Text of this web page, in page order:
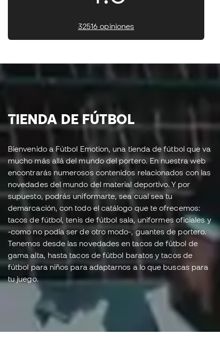
32516 opiniones
TIENDA DE FÚTBOL
Bienvenido a Fútbol Emotion, una tienda de fútbol que va
mucho más allá del mundo del portero. En nuestra web
encontrarás numerosos contenidos relacionados con las
novedades del mundo del material deportivo. Y por
supuesto, podrás uniformarte, sea cual sea tu
demarcación, con todo el catálogo que te ofrecemos:
tacos de fútbol, tenis de fútbol sala, uniformes oficiales y
-como no podía ser de otro modo-, guantes de portero.
Tenemos desde las novedades en tacos de fútbol de
gama alta, hasta tacos de fútbol baratos y tacos de
fútbol para niños para adaptarnos a lo que buscas para
tu juego.